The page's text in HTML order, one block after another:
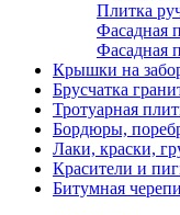
Плитка
Фасадная
Фасадная
Крышки на
Брусчатка
Тротуарная
Бордюры,
Лаки, краски,
Красители и
Битумная